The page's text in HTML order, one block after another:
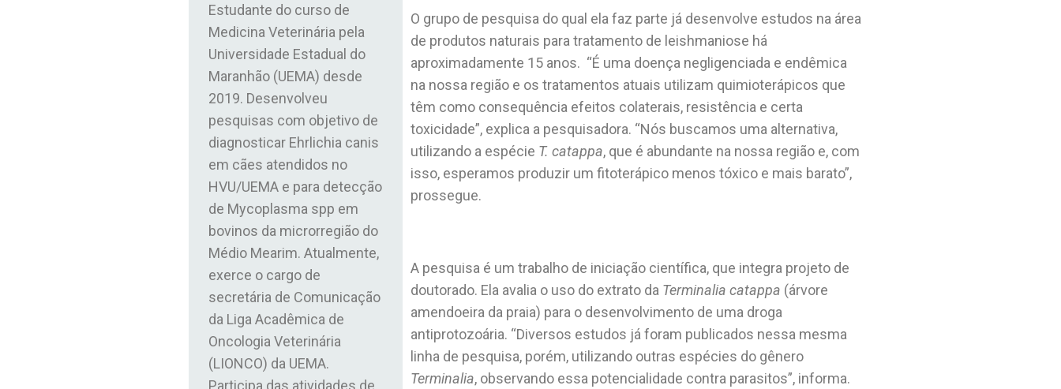
Estudante do curso de
Medicina Veterinária pela
Universidade Estadual do
Maranhão (UEMA) desde
2019. Desenvolveu
pesquisas com objetivo de
diagnosticar Ehrlichia canis
em cães atendidos no
HVU/UEMA e para detecção
de Mycoplasma spp em
bovinos da microrregião do
Médio Mearim. Atualmente,
exerce o cargo de
secretária de Comunicação
da Liga Acadêmica de
Oncologia Veterinária
(LIONCO) da UEMA.
Participa das atividades de
O grupo de pesquisa do qual ela faz parte já desenvolve estudos na área
de produtos naturais para tratamento de leishmaniose há
aproximadamente 15 anos. “É uma doença negligenciada e endêmica
na nossa região e os tratamentos atuais utilizam quimioterápicos que
têm como consequência efeitos colaterais, resistência e certa
toxicidade”, explica a pesquisadora. “Nós buscamos uma alternativa,
utilizando a espécie T. catappa, que é abundante na nossa região e, com
isso, esperamos produzir um fitoterápico menos tóxico e mais barato”,
prossegue.
A pesquisa é um trabalho de iniciação científica, que integra projeto de
doutorado. Ela avalia o uso do extrato da Terminalia catappa (árvore
amendoeira da praia) para o desenvolvimento de uma droga
antiprotozoária. “Diversos estudos já foram publicados nessa mesma
linha de pesquisa, porém, utilizando outras espécies do gênero
Terminalia, observando essa potencialidade contra parasitos”, informa.